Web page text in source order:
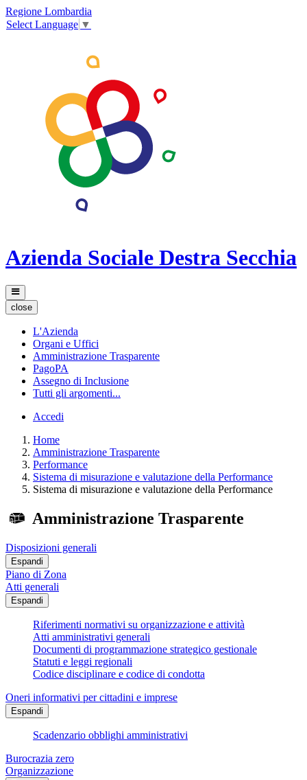
Regione Lombardia
Select Language ▼
Azienda Sociale Destra Secchia
close
L'Azienda
Organi e Uffici
Amministrazione Trasparente
PagoPA
Assegno di Inclusione
Tutti gli argomenti...
Accedi
Home
Amministrazione Trasparente
Performance
Sistema di misurazione e valutazione della Performance
Sistema di misurazione e valutazione della Performance
Amministrazione Trasparente
Disposizioni generali
Espandi
Piano di Zona
Atti generali
Espandi
Riferimenti normativi su organizzazione e attività
Atti amministrativi generali
Documenti di programmazione strategico gestionale
Statuti e leggi regionali
Codice disciplinare e codice di condotta
Oneri informativi per cittadini e imprese
Espandi
Scadenzario obblighi amministrativi
Burocrazia zero
Organizzazione